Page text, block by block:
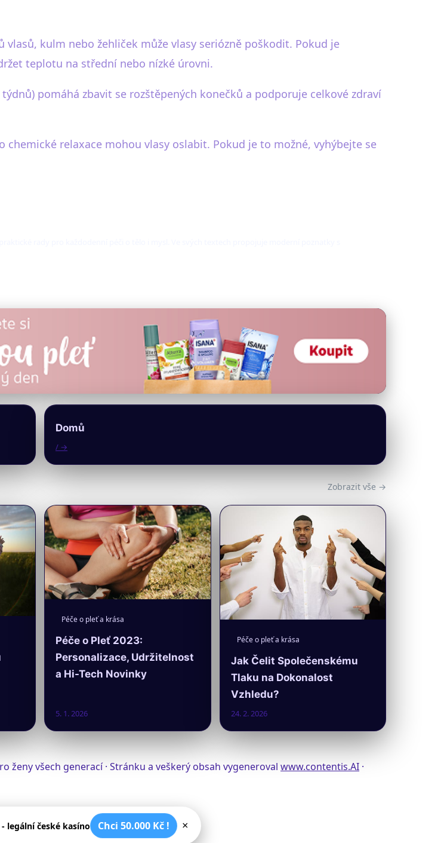
kulm nebo žehliček může vlasy seriózně poškodit. Pokud je
teplotu na střední nebo nízké úrovni.
pomáhá zbavit se rozštěpených konečků a podporuje celkové zdraví
relaxace mohou vlasy oslabit. Pokud je to možné, vyhýbejte se
Domů
/ →
Zobrazit vše →
Péče o pleť a krása
Péče o Pleť 2023:
Personalizace, Udržitelnost
a Hi-Tech Novinky
5. 1. 2026
Péče o pleť a krása
Jak Čelit Společenskému
Tlaku na Dokonalost
Vzhledu?
24. 2. 2026
všech generací · Stránku a veškerý obsah vygeneroval www.contentis.AI ·
legální české kasíno Chci 50.000 Kč ! ×